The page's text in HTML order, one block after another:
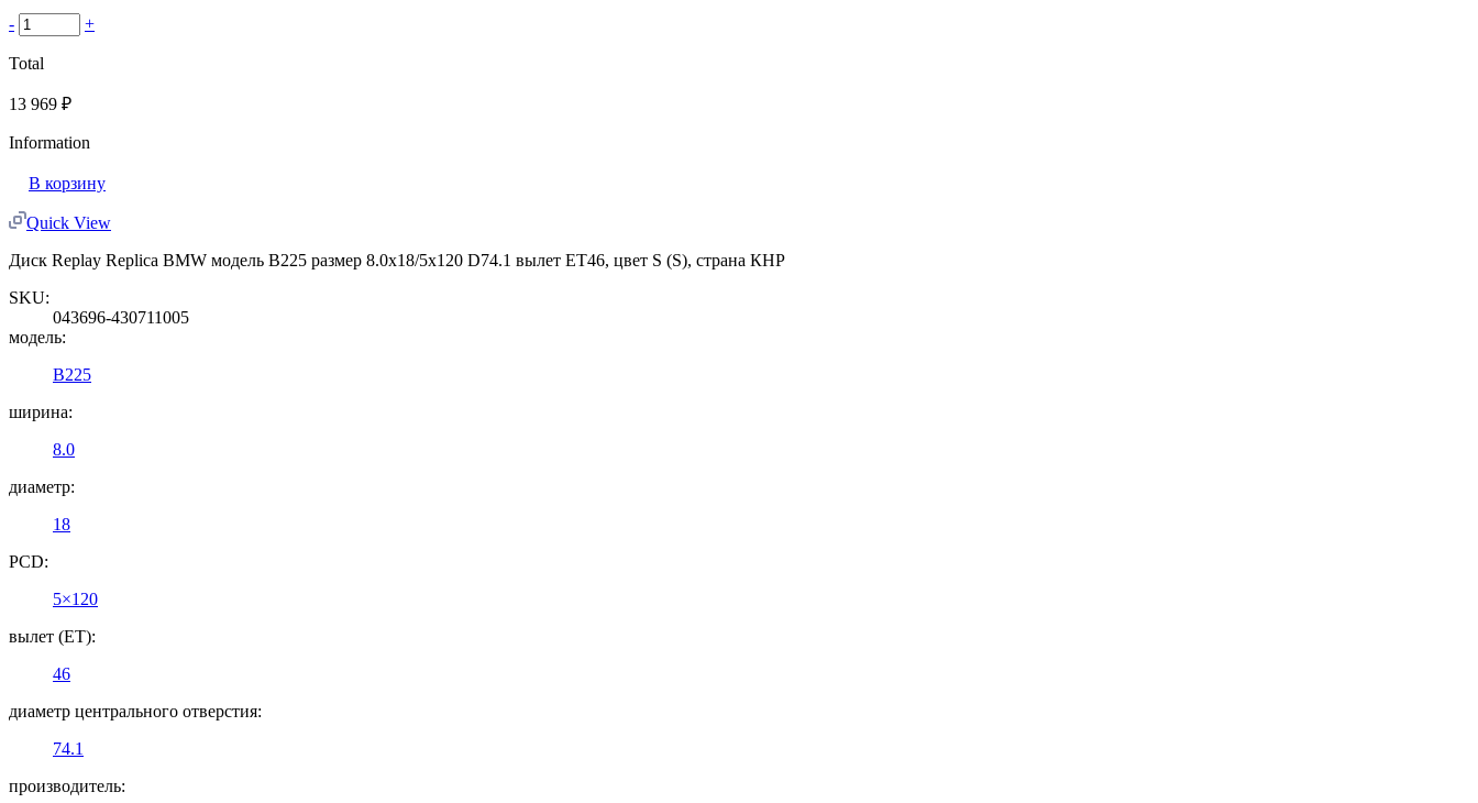
- +
Total
13 969 ₽
Information
В корзину
Quick View
Диск Replay Replica BMW модель B225 размер 8.0x18/5x120 D74.1 вылет ET46, цвет S (S), страна КНР
SKU:
043696-430711005
модель:
B225
ширина:
8.0
диаметр:
18
PCD:
5×120
вылет (ET):
46
диаметр центрального отверстия:
74.1
производитель: